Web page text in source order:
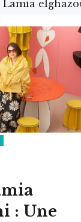
Lamia
: Une
2026 - 11:09